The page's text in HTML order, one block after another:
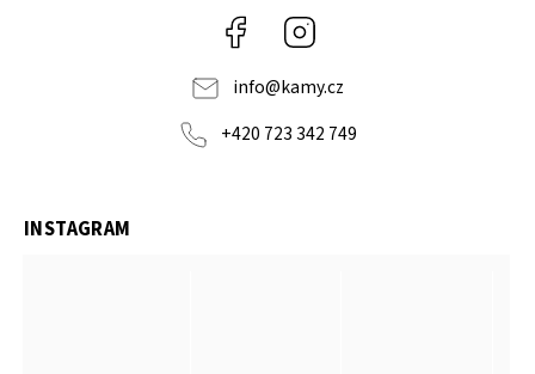
Facebook
info@kamy.cz
+420 723 342 749
INSTAGRAM